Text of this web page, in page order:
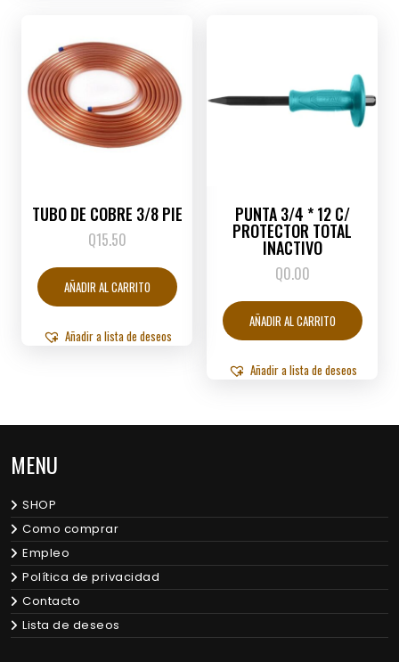
TUBO DE COBRE 3/8 PIE
Q15.50
AÑADIR AL CARRITO
Añadir a lista de deseos
PUNTA 3/4 * 12 C/
PROTECTOR TOTAL
INACTIVO
Q0.00
AÑADIR AL CARRITO
Añadir a lista de deseos
MENU
SHOP
Como comprar
Empleo
Política de privacidad
Contacto
Lista de deseos